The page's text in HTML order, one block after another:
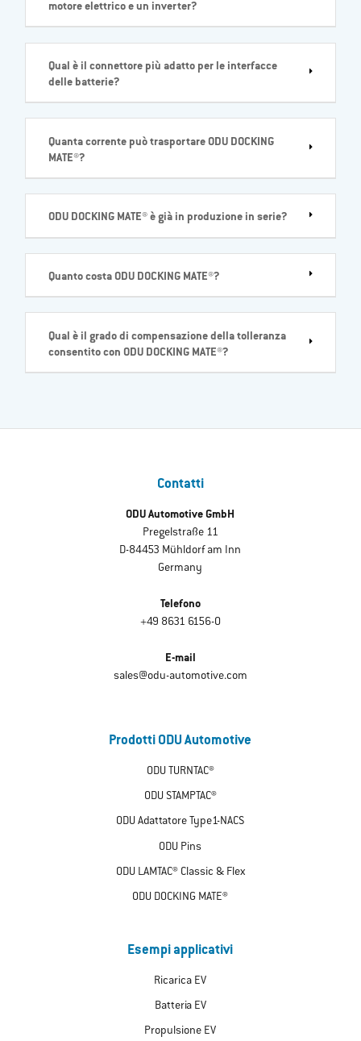
motore elettrico e un inverter?
Qual è il connettore più adatto per le interfacce
delle batterie?
Quanta corrente può trasportare ODU DOCKING
MATE®?
ODU DOCKING MATE® è già in produzione in serie?
Quanto costa ODU DOCKING MATE®?
Qual è il grado di compensazione della tolleranza
consentito con ODU DOCKING MATE®?
Contatti
ODU Automotive GmbH
Pregelstraße 11
D-84453 Mühldorf am Inn
Germany
Telefono
+49 8631 6156-0
E-mail
sales@odu-automotive.com
Prodotti ODU Automotive
ODU TURNTAC®
ODU STAMPTAC®
ODU Adattatore Type1-NACS
ODU Pins
ODU LAMTAC® Classic & Flex
ODU DOCKING MATE®
Esempi applicativi
Ricarica EV
Batteria EV
Propulsione EV